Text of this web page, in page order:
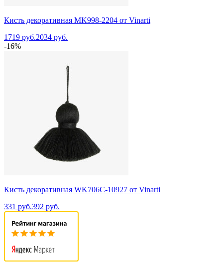
Кисть декоративная MK998-2204 от Vinarti
1719 руб.2034 руб.
-16%
Кисть декоративная WK706C-10927 от Vinarti
331 руб.392 руб.